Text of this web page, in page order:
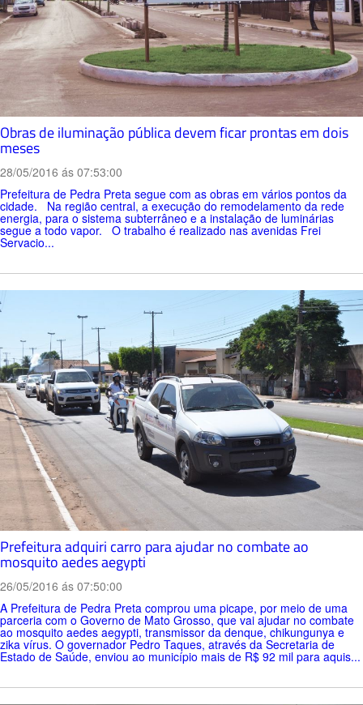
Obras de iluminação pública devem ficar prontas em dois
meses
28/05/2016 ás 07:53:00
Prefeitura de Pedra Preta segue com as obras em vários pontos da
cidade. Na região central, a execução do remodelamento da rede
energia, para o sistema subterrâneo e a instalação de luminárias
segue a todo vapor. O trabalho é realizado nas avenidas Frei
Servacio...
Prefeitura adquiri carro para ajudar no combate ao
mosquito aedes aegypti
26/05/2016 ás 07:50:00
A Prefeitura de Pedra Preta comprou uma picape, por meio de uma
parceria com o Governo de Mato Grosso, que vai ajudar no combate
ao mosquito aedes aegypti, transmissor da denque, chikungunya e
zika vírus. O governador Pedro Taques, através da Secretaria de
Estado de Saúde, enviou ao município mais de R$ 92 mil para aquis...